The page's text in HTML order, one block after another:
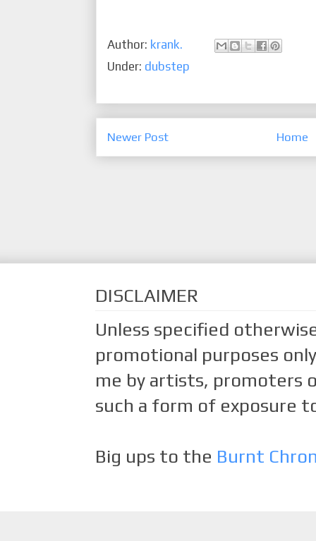
Author: krank.
Under: dubstep
Newer Post Home
DISCLAIMER
Unless specified
promotional purposes
me by artists, promoters
such a form of exposure
Big ups to the Burnt